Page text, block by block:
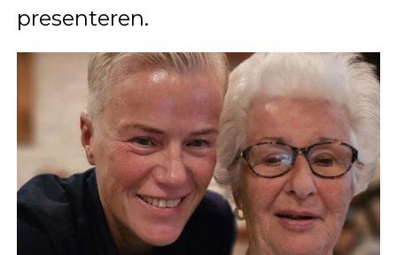
presenteren.